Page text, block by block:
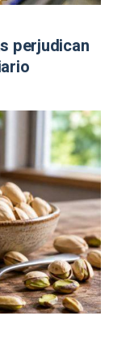
perjudican